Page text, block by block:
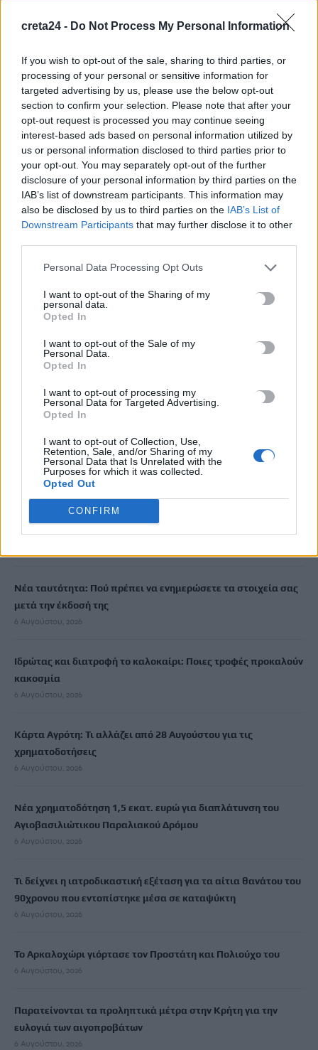
creta24 - Do Not Process My Personal Information
If you wish to opt-out of the sale, sharing to third parties, or
processing of your personal or sensitive information for
targeted advertising by us, please use the below opt-out
section to confirm your selection. Please note that after your
opt-out request is processed you may continue seeing
interest-based ads based on personal information utilized by
us or personal information disclosed to third parties prior to
your opt-out. You may separately opt-out of the further
disclosure of your personal information by third parties on the
IAB’s list of downstream participants. This information may
also be disclosed by us to third parties on the IAB’s List of
Downstream Participants that may further disclose it to other
Personal Data Processing Opt Outs
I want to opt-out of the Sharing of my
personal data.
Opted In
I want to opt-out of the Sale of my
Personal Data.
Opted In
I want to opt-out of processing my
Personal Data for Targeted Advertising.
Opted In
I want to opt-out of Collection, Use,
Retention, Sale, and/or Sharing of my
Personal Data that Is Unrelated with the
Purposes for which it was collected.
Opted Out
CONFIRM
Το Ιράν εκτόξευσε έναν ακόμη
βαλλιστικό πύραυλο στην
Τουρκία - Προειδοποίηση
Άγκυρας
9 Μαρτίου, 2026
ΕΠΌΜΕΝΟ
Τριαντάφυλλα στις γυναίκες
αστυνομικούς προσέφερε η
ΔΕΕΠ Ηρακλείου της Νέας
Δημοκρατίας
9 Μαρτίου, 2026
Μην χάνεις είδηση. Βάλε το
ΠΡΟΣΘΕΣΕ ΤΟ
ΡΟΗ ΕΙΔΗΣΕΩΝ
Καιρός: Ανεβαίνει η θερμοκρασία στην Κρήτη – Έως τους 36 ο
υδράργυρος
7 Αυγούστου, 2026
Χανιά: ΕΔΕ για την υπόθεση 75χρονης που έφυγε από το
Αστυνομικό Τμήμα και βρέθηκε νεκρή
Νέα ταυτότητα: Πού πρέπει να ενημερώσετε τα στοιχεία σας
μετά την έκδοσή της
6 Αυγούστου, 2026
Ιδρώτας και διατροφή το καλοκαίρι: Ποιες τροφές προκαλούν
κακοσμία
6 Αυγούστου, 2026
Κάρτα Αγρότη: Τι αλλάζει από 28 Αυγούστου για τις
χρηματοδοτήσεις
6 Αυγούστου, 2026
Νέα χρηματοδότηση 1,5 εκατ. ευρώ για διαπλάτυνση του
Αγιοβασιλιώτικου Παραλιακού Δρόμου
6 Αυγούστου, 2026
Τι δείχνει η ιατροδικαστική εξέταση για τα αίτια θανάτου του
90χρονου που εντοπίστηκε μέσα σε καταψύκτη
6 Αυγούστου, 2026
Το Αρκαλοχώρι γιόρτασε τον Προστάτη και Πολιούχο του
6 Αυγούστου, 2026
Παρατείνονται τα προληπτικά μέτρα στην Κρήτη για την
ευλογιά των αιγοπροβάτων
6 Αυγούστου, 2026